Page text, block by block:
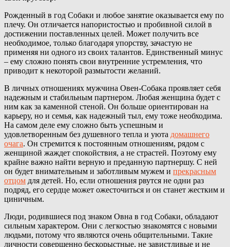
Рожденный в год Собаки и любое занятие оказывается ему по
плечу. Он отличается напористостью и пробивной силой в
достижении поставленных целей. Может получить все
необходимое, только благодаря упорству, зачастую не
применяя ни одного из своих талантов. Единственный минус
– ему сложно понять свои внутренние устремления, что
приводит к некоторой размытости желаний.
В личных отношениях мужчина Овен-Собака проявляет себя
надежным и стабильным партнером. Любая женщина будет с
ним как за каменной стеной. Он больше ориентирован на
карьеру, но и семья, как надежный тыл, ему тоже необходима.
На самом деле ему сложно быть успешным и
удовлетворенным без душевного тепла и уюта домашнего
очага. Он стремится к постоянным отношениям, рядом с
женщиной жаждет спокойствия, а не страстей. Поэтому ему
крайне важно найти верную и преданную партнершу. С ней
он будет внимательным и заботливым мужем и прекрасным
отцом для детей. Но, если отношения рвутся не одни раз
подряд, его сердце может ожесточиться и он станет жестким и
циничным.
Люди, родившиеся под знаком Овна в год Собаки, обладают
сильным характером. Они с легкостью знакомятся с новыми
людьми, потому что являются очень общительными. Такие
личности совершенно бескорыстные, не завистливые и не